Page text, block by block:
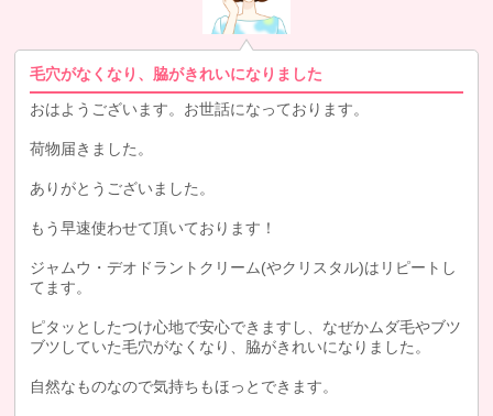
毛穴がなくなり、脇がきれいになりました
おはようございます。お世話になっております。
荷物届きました。
ありがとうございました。
もう早速使わせて頂いております！
ジャムウ・デオドラントクリーム(やクリスタル)はリピートし
てます。
ピタッとしたつけ心地で安心できますし、なぜかムダ毛やブツ
ブツしていた毛穴がなくなり、脇がきれいになりました。
自然なものなので気持ちもほっとできます。